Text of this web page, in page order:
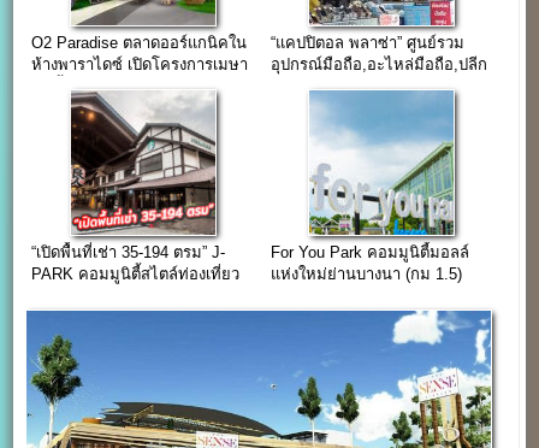
O2 Paradise ตลาดออร์แกนิคใน
ห้างพาราไดซ์ เปิดโครงการเมษา
“แคปปิตอล พลาซ่า” ศูนย์รวม
อุปกรณ์มือถือ,อะไหล่มือถือ,ปลีก
และส่ง ใจกลางย่านคลองถม
เสือป่า
“เปิดพื้นที่เช่า 35-194 ตรม” J-
PARK คอมมูนิตี้สไตล์ท่องเที่ยว
For You Park คอมมูนิตี้มอลล์
แห่งใหม่ย่านบางนา (กม 1.5)